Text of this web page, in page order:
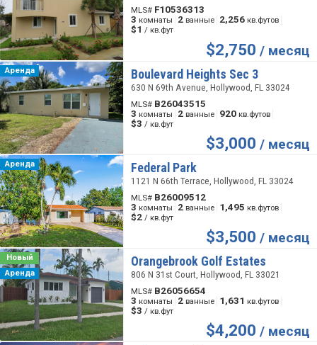
MLS#F10536313
3 комнаты 2 ванные 2,256 кв.футов
$1 / кв.фут
$2,750 / месяц
Аренда Boulevard Heights Sec 3
630 N 69th Avenue, Hollywood, FL 33024
MLS#B26043515
3 комнаты 2 ванные 920 кв.футов
$3 / кв.фут
$3,000 / месяц
Аренда Federal Park
1121 N 66th Terrace, Hollywood, FL 33024
MLS#B26009512
3 комнаты 2 ванные 1,495 кв.футов
$2 / кв.фут
$3,500 / месяц
Новый
Аренда
Orangebrook Golf Estates
806 N 31st Court, Hollywood, FL 33021
MLS#B26056654
3 комнаты 2 ванные 1,631 кв.футов
$3 / кв.фут
$4,200 / месяц